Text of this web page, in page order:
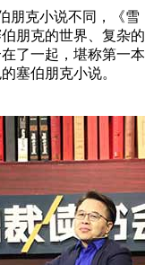
朋克小说不同，《雪
朋克的世界、复杂的
了一起，堪称第一本
塞伯朋克小说。